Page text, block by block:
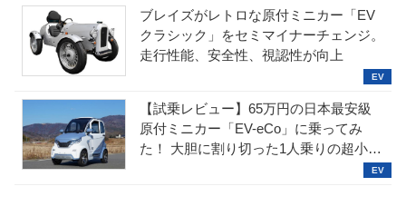
ブレイズがレトロな原付ミニカー「EV
クラシック」をセミマイナーチェンジ。
走行性能、安全性、視認性が向上
【試乗レビュー】65万円の日本最安級
原付ミニカー「EV-eCo」に乗ってみ
た！ 大胆に割り切った1人乗りの超小型